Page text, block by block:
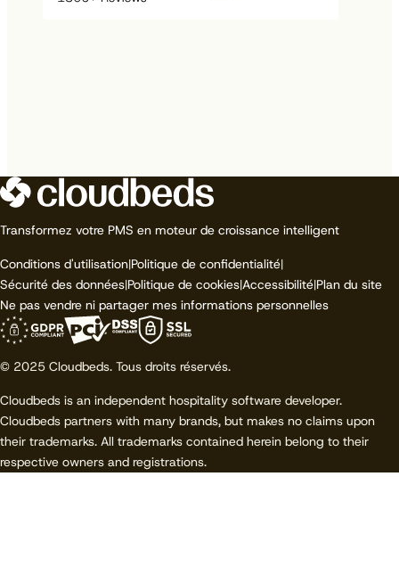
Transformez votre PMS en moteur de croissance intelligent
Conditions d'utilisation|Politique de confidentialité|
Sécurité des données|Politique de cookies|Accessibilité|Plan du site
Ne pas vendre ni partager mes informations personnelles
© 2025 Cloudbeds. Tous droits réservés.
Cloudbeds is an independent hospitality software developer.
Cloudbeds partners with many brands, but makes no claims upon
their trademarks. All trademarks contained herein belong to their
respective owners and registrations.